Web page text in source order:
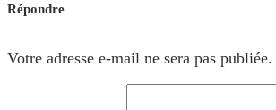
Répondre
Votre adresse e-mail ne sera pas publiée.